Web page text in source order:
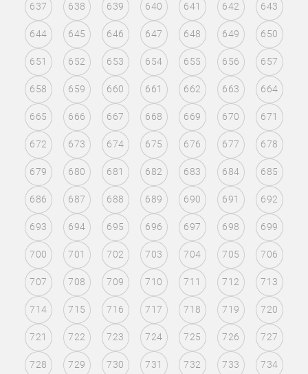
637 638 639 640 641 642 643
644 645 646 647 648 649 650
651 652 653 654 655 656 657
658 659 660 661 662 663 664
665 666 667 668 669 670 671
672 673 674 675 676 677 678
679 680 681 682 683 684 685
686 687 688 689 690 691 692
693 694 695 696 697 698 699
700 701 702 703 704 705 706
707 708 709 710 711 712 713
714 715 716 717 718 719 720
721 722 723 724 725 726 727
728 729 730 731 732 733 734